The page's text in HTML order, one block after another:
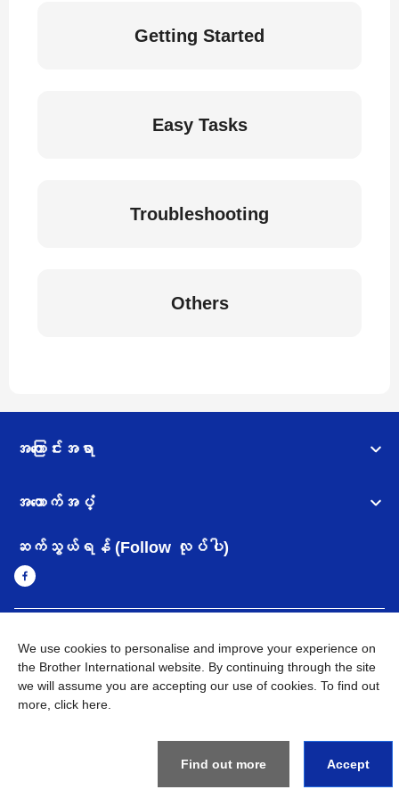
Getting Started
Easy Tasks
Troubleshooting
Others
အကြောင်းအရာ
အထောက်အပံ့
ဆက်သွယ်ရန် (Follow လုပ်ပါ)
Brother ၏ ကမ္ဘာတစ်ဝန်းရှိ ကွန်ယက်များ
အချက်အလက်မူဝါဒ အသုံးပြုမူဝါဒ
သုံးစွဲရန် ဝက်ဆိုဒ်အညွှန်း
Brother Global ဝက်ဆိုဒ်သို့သွားရန်
We use cookies to personalise and improve your experience on
the Brother International website. By continuing through the site
we will assume you are accepting our use of cookies. To find out
more, click here
Find out more Accept